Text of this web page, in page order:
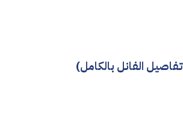
الفانل بالكامل)